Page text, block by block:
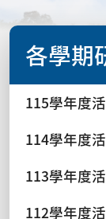
各學期
115學年度
114學年度
113學年度
112學年度